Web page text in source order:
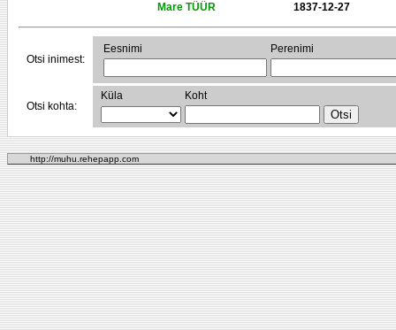
Mare TÜÜR
1837-12-27
Otsi inimest:
Eesnimi Perenimi
Otsi kohta:
Küla Koht
http://muhu.rehepapp.com